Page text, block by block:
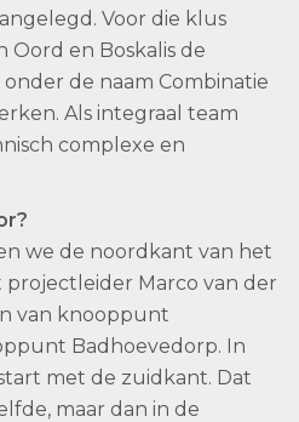
Voor die klus
Oord en Boskalis de
de naam Combinatie
Als integraal team
complexe en
we de noordkant van het
Marco van der
van knooppunt
Badhoevedorp. In
met de zuidkant. Dat
maar dan in de